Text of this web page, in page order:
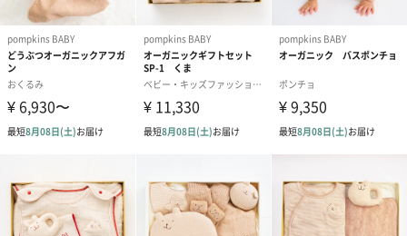
自然でやさしい風合いを持つポプキンズベビーのオーガニックコ
ットンシリーズ、
愛おしい赤ちゃんとの時間に加えてあげてください。
オプションでスタイに名入れができます。